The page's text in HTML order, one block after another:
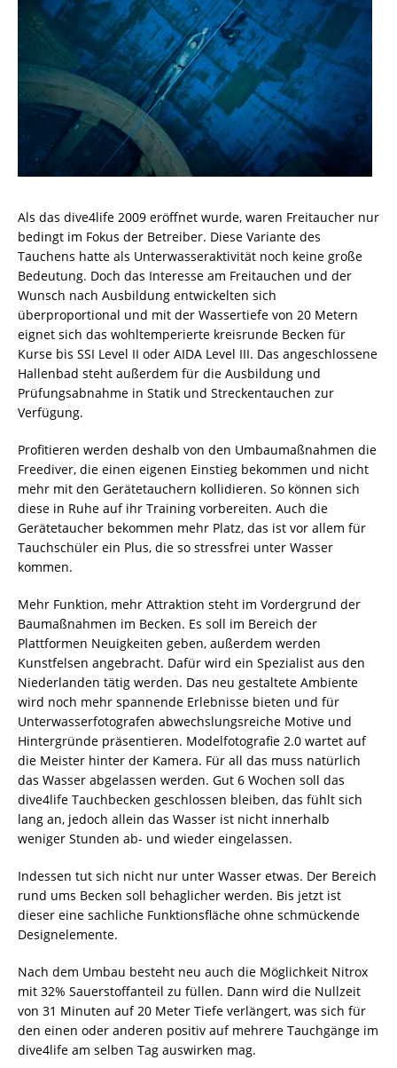
Als das dive4life 2009 eröffnet wurde, waren Freitaucher nur
bedingt im Fokus der Betreiber. Diese Variante des
Tauchens hatte als Unterwasseraktivität noch keine große
Bedeutung. Doch das Interesse am Freitauchen und der
Wunsch nach Ausbildung entwickelten sich
überproportional und mit der Wassertiefe von 20 Metern
eignet sich das wohltemperierte kreisrunde Becken für
Kurse bis SSI Level II oder AIDA Level III. Das angeschlossene
Hallenbad steht außerdem für die Ausbildung und
Prüfungsabnahme in Statik und Streckentauchen zur
Verfügung.
Profitieren werden deshalb von den Umbaumaßnahmen die
Freediver, die einen eigenen Einstieg bekommen und nicht
mehr mit den Gerätetauchern kollidieren. So können sich
diese in Ruhe auf ihr Training vorbereiten. Auch die
Gerätetaucher bekommen mehr Platz, das ist vor allem für
Tauchschüler ein Plus, die so stressfrei unter Wasser
kommen.
Mehr Funktion, mehr Attraktion steht im Vordergrund der
Baumaßnahmen im Becken. Es soll im Bereich der
Plattformen Neuigkeiten geben, außerdem werden
Kunstfelsen angebracht. Dafür wird ein Spezialist aus den
Niederlanden tätig werden. Das neu gestaltete Ambiente
wird noch mehr spannende Erlebnisse bieten und für
Unterwasserfotografen abwechslungsreiche Motive und
Hintergründe präsentieren. Modelfotografie 2.0 wartet auf
die Meister hinter der Kamera. Für all das muss natürlich
das Wasser abgelassen werden. Gut 6 Wochen soll das
dive4life Tauchbecken geschlossen bleiben, das fühlt sich
lang an, jedoch allein das Wasser ist nicht innerhalb
weniger Stunden ab- und wieder eingelassen.
Indessen tut sich nicht nur unter Wasser etwas. Der Bereich
rund ums Becken soll behaglicher werden. Bis jetzt ist
dieser eine sachliche Funktionsfläche ohne schmückende
Designelemente.
Nach dem Umbau besteht neu auch die Möglichkeit Nitrox
mit 32% Sauerstoffanteil zu füllen. Dann wird die Nullzeit
von 31 Minuten auf 20 Meter Tiefe verlängert, was sich für
den einen oder anderen positiv auf mehrere Tauchgänge im
dive4life am selben Tag auswirken mag.